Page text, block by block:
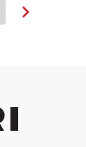
Seuraava